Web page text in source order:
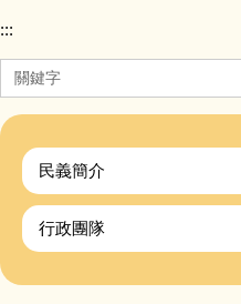
:::
民義簡介
行政團隊